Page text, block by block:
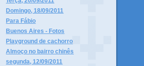
Domingo, 18/09/2011
Para Fábio
Buenos Aires - Fotos
Playground de cachorro
Almoço no bairro chinês
segunda, 12/09/2011